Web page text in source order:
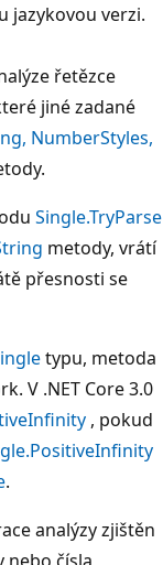
jazykovou verzi.
řetězce
jiné zadané
NumberStyles,
Single.TryParse
metody, vrátí
přesnosti se
typu, metoda
V .NET Core 3.0
, pokud
.
analýzy zjištěn
nebo čísla